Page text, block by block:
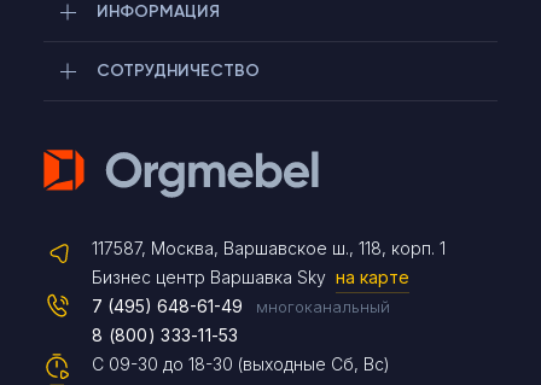
ИНФОРМАЦИЯ
СОТРУДНИЧЕСТВО
117587, Москва, Варшавское ш., 118, корп. 1
Бизнес центр Варшавка Sky на карте
С 09-30 до 18-30 (выходные Сб, Вс)
7 (495) 648-61-49 многоканальный
8 (800) 333-11-53
Telegram
Max
Чат на сайте